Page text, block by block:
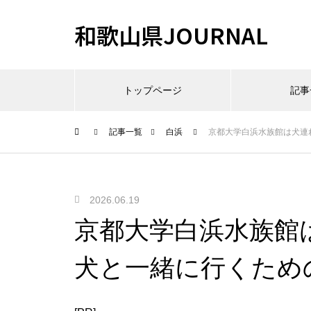
和歌山県JOURNAL
トップページ 記
記事一覧 白浜 京都大学白浜水族館は犬
2026.06.19
京都大学白浜水族
犬と一緒に行くため